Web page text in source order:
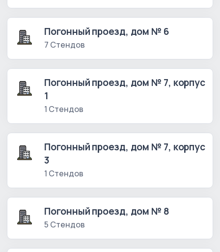
Погонный проезд, дом № 6
7 Стендов
Погонный проезд, дом № 7, корпус
1
1 Стендов
Погонный проезд, дом № 7, корпус
3
1 Стендов
Погонный проезд, дом № 8
5 Стендов